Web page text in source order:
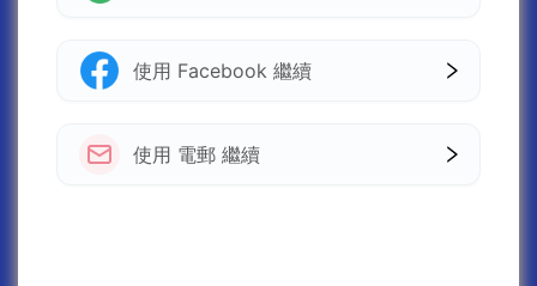
使用 Facebook 繼續
使用 電郵 繼續